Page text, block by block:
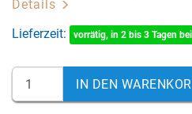
Details
Lieferzeit:
vorrätig, in 2 bis 3 Tagen
IN DEN